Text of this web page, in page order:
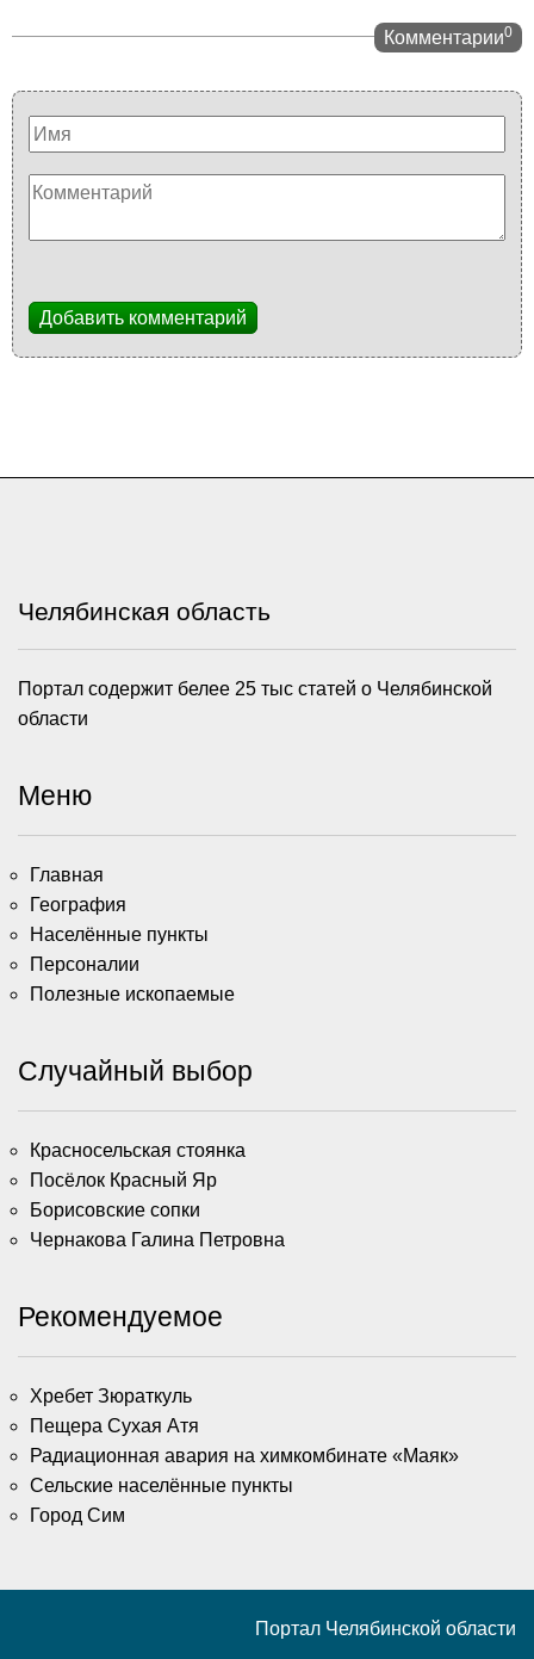
Комментарии0
Добавить комментарий
Челябинская область
Портал содержит белее 25 тыс статей о Челябинской
области
Меню
Главная
География
Населённые пункты
Персоналии
Полезные ископаемые
Случайный выбор
Красносельская стоянка
Посёлок Красный Яр
Борисовские сопки
Чернакова Галина Петровна
Рекомендуемое
Хребет Зюраткуль
Пещера Сухая Атя
Радиационная авария на химкомбинате «Маяк»
Сельские населённые пункты
Город Сим
Портал Челябинской области